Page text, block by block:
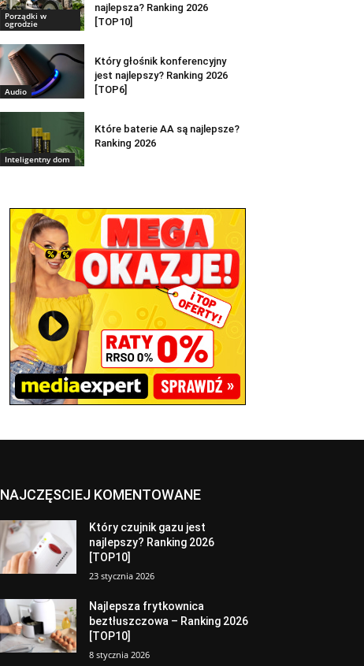
Porządki w
ogrodzie
najlepsza? Ranking 2026
[TOP10]
Audio
Który głośnik konferencyjny
jest najlepszy? Ranking 2026
[TOP6]
Inteligentny dom
Które baterie AA są najlepsze?
Ranking 2026
NAJCZĘSCIEJ KOMENTOWANE
Który czujnik gazu jest
najlepszy? Ranking 2026
[TOP10]
23 stycznia 2026
Najlepsza frytkownica
beztłuszczowa – Ranking 2026
[TOP10]
8 stycznia 2026